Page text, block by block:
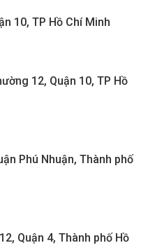
10, TP Hồ Chí Minh
12, Quận 10, TP Hồ
Phú Nhuận, Thành phố
Quận 4, Thành phố Hồ